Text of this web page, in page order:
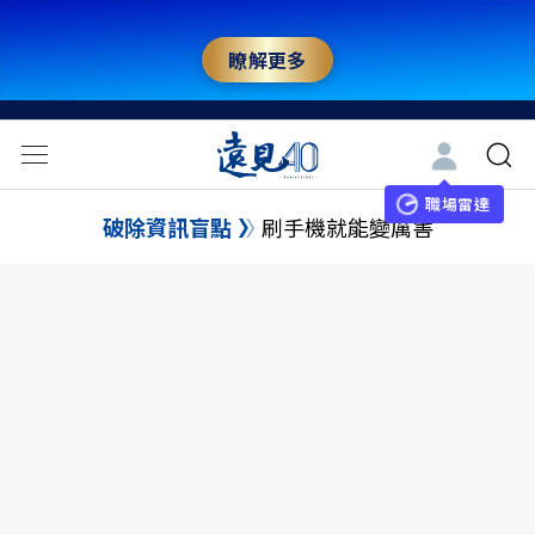
瞭解更多
職場雷達
破除資訊盲點 刷手機就能變厲害